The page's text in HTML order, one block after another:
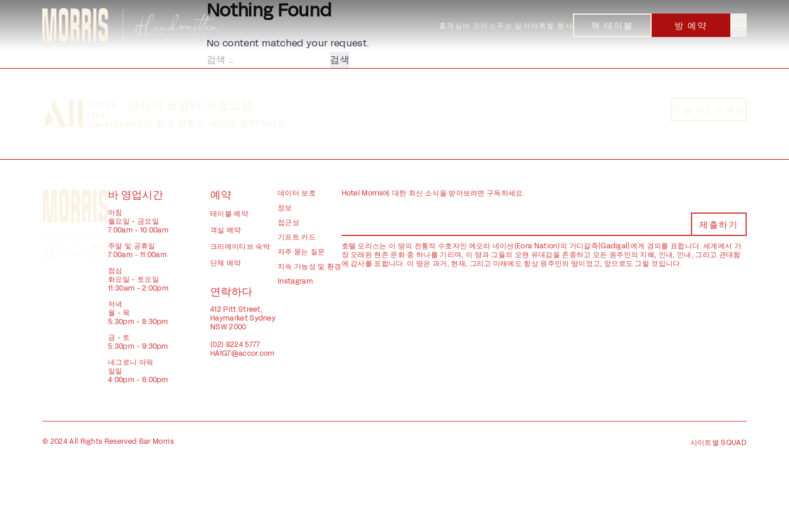
Skip to content
홈객실 바 모리스무슨 일이야특별 행사 책 테이블 방 예약
Nothing Found
No content matched your request.
검
당사의 로열티 프로그램
ALL과 함께 경험의 세계로 들어가세요
오늘 가입하세요
바 영업시간
아침
월요일 - 금요일
7:00am - 10:00am
주말 및 공휴일
7:00am - 11:00am
점심
화요일 - 토요일
11:30am - 2:00pm
저녁
월 - 목
5:30pm - 8:30pm
금 - 토
5:30pm - 9:30pm
네그로니 아워
일일
4:00pm - 6:00pm
예약
테이블 예약
객실 예약
크리에이티브 숙박
단체 예약
연락하다
412 Pitt Street,
Haymarket Sydney
NSW 2000
(02) 8224 5777
HA1G7@accor.com
데이터 보호
정보
접근성
기프트 카드
자주 묻는 질문
지속 가능성 및 환경
Instagram
Hotel Morris에 대한 최신 소식을 받아보려면 구독하세요.
호텔 모리스는 이 땅의 전통적 수호자인 에오라 네이션(Eora Nation)의 가디갈족(Gadigal)에게 경의를 표합니다. 세계에서 가
장 오래된 현존 문화 중 하나를 기리며, 이 땅과 그들의 오랜 유대감을 존중하고 모든 원주민의 지혜, 인내, 인내, 그리고 관대함
에 감사를 표합니다. 이 땅은 과거, 현재, 그리고 미래에도 항상 원주민의 땅이었고, 앞으로도 그럴 것입니다.
© 2024 All Rights Reserved Bar Morris 사이트별 SQUAD